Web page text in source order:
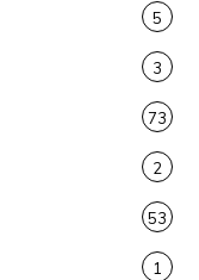
5
3
73
2
53
1